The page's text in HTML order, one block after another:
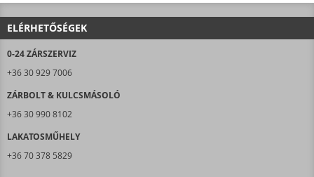
ELÉRHETŐSÉGEK
0-24 ZÁRSZERVIZ
+36 30 929 7006
ZÁRBOLT & KULCSMÁSOLÓ
+36 30 990 8102
LAKATOSMŰHELY
+36 70 378 5829